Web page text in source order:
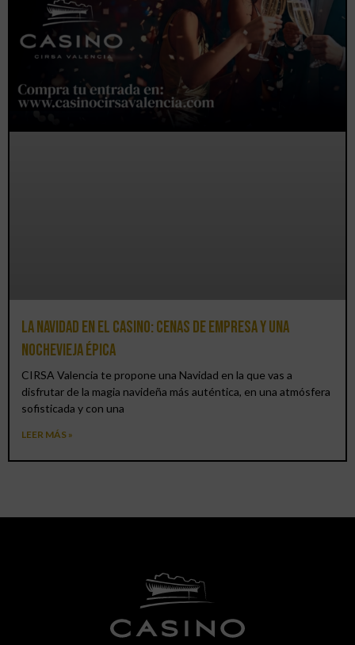
La Navidad en el Casino: cenas de empresa y una
Nochevieja épica
CIRSA Valencia te propone una Navidad en la que vas a
disfrutar de la magia navideña más auténtica, en una atmósfera
sofisticada y con una
LEER MÁS »